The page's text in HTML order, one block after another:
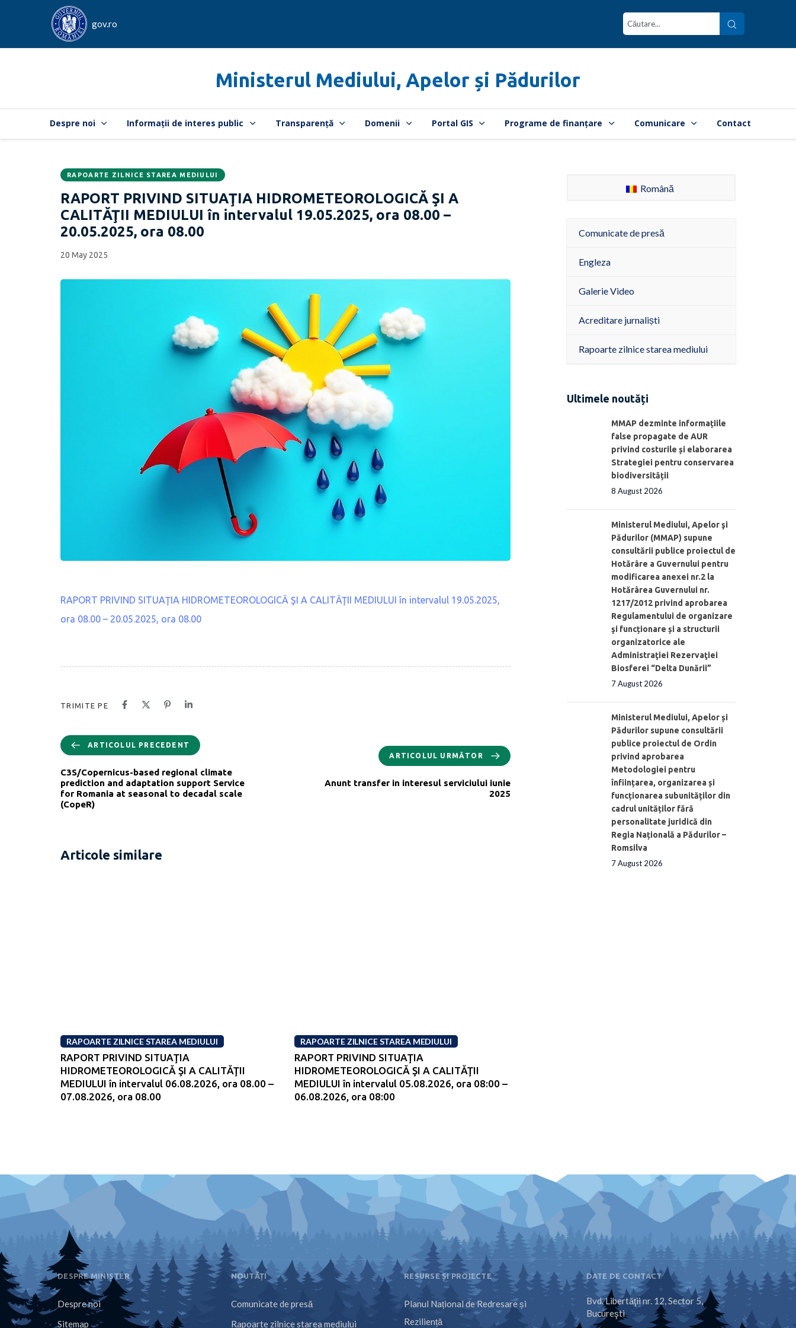
gov.ro
Ministerul Mediului, Apelor și Pădurilor
Despre noi Informații de interes public Transparență Domenii Portal GIS Programe de finanțare Comunicare Contact
CATEGORIA:
RAPOARTE ZILNICE STAREA MEDIULUI
RAPORT PRIVIND SITUAŢIA HIDROMETEOROLOGICĂ ŞI A
CALITĂŢII MEDIULUI în intervalul 19.05.2025, ora 08.00 –
20.05.2025, ora 08.00
Data
publicării:
20 May 2025
RAPORT PRIVIND SITUAŢIA HIDROMETEOROLOGICĂ ŞI A CALITĂŢII MEDIULUI în intervalul 19.05.2025,
ora 08.00 – 20.05.2025, ora 08.00
TRIMITE PE
ARTICOLUL PRECEDENT
C3S/Copernicus-based regional climate
prediction and adaptation support Service
for Romania at seasonal to decadal scale
(CopeR)
ARTICOLUL URMĂTOR
Anunt transfer in interesul serviciului iunie
2025
Articole similare
RAPOARTE ZILNICE STAREA MEDIULUI
RAPORT PRIVIND SITUAŢIA
HIDROMETEOROLOGICĂ ŞI A CALITĂŢII
MEDIULUI în intervalul 06.08.2026, ora 08.00 –
07.08.2026, ora 08.00
RAPOARTE ZILNICE STAREA MEDIULUI
RAPORT PRIVIND SITUAŢIA
HIDROMETEOROLOGICĂ ŞI A CALITĂŢII
MEDIULUI în intervalul 05.08.2026, ora 08:00 –
06.08.2026, ora 08:00
Română
Comunicate de presă
Engleza
Galerie Video
Acreditare jurnaliști
Rapoarte zilnice starea mediului
Ultimele noutăți
MMAP dezminte informațiile
false propagate de AUR
privind costurile și elaborarea
Strategiei pentru conservarea
biodiversității
8 August 2026
Ministerul Mediului, Apelor şi
Pădurilor (MMAP) supune
consultării publice proiectul de
Hotărâre a Guvernului pentru
modificarea anexei nr.2 la
Hotărârea Guvernului nr.
1217/2012 privind aprobarea
Regulamentului de organizare
şi funcționare și a structurii
organizatorice ale
Administraţiei Rezervaţiei
Biosferei “Delta Dunării”
7 August 2026
Ministerul Mediului, Apelor și
Pădurilor supune consultării
publice proiectul de Ordin
privind aprobarea
Metodologiei pentru
înființarea, organizarea și
funcționarea subunităților din
cadrul unităților fără
personalitate juridică din
Regia Națională a Pădurilor –
Romsilva
7 August 2026
DESPRE MINISTER
Despre noi
Sitemap
NOUTĂȚI
Comunicate de presă
Rapoarte zilnice starea mediului
RESURSE ȘI PROIECTE
Planul Național de Redresare și
Reziliență
DATE DE CONTACT
Bvd. Libertăţii nr. 12, Sector 5,
Bucureşti